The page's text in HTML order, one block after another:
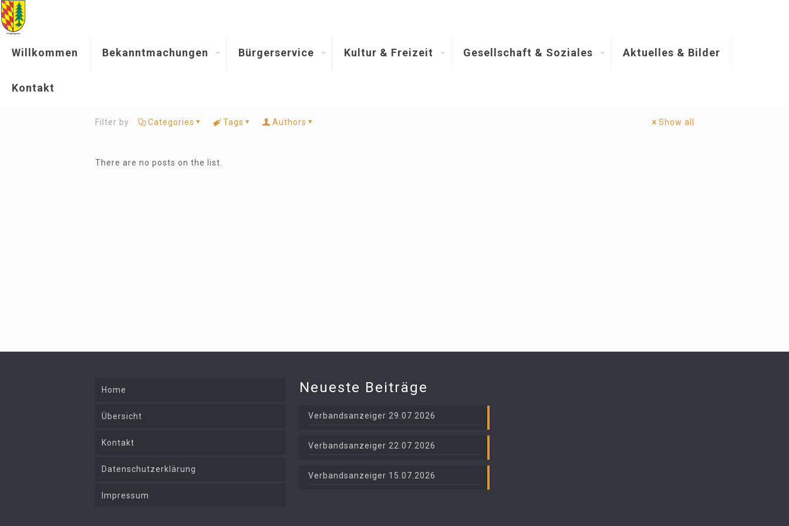
Willkommen Bekanntmachungen Bürgerservice Kultur & Freizeit Gesellschaft & Soziales Aktuelles & Bilder
Kontakt
Filter by Categories Tags Authors Show all
There are no posts on the list.
Home
Übersicht
Kontakt
Datenschutzerklärung
Impressum
Neueste Beiträge
Verbandsanzeiger 29.07.2026
Verbandsanzeiger 22.07.2026
Verbandsanzeiger 15.07.2026